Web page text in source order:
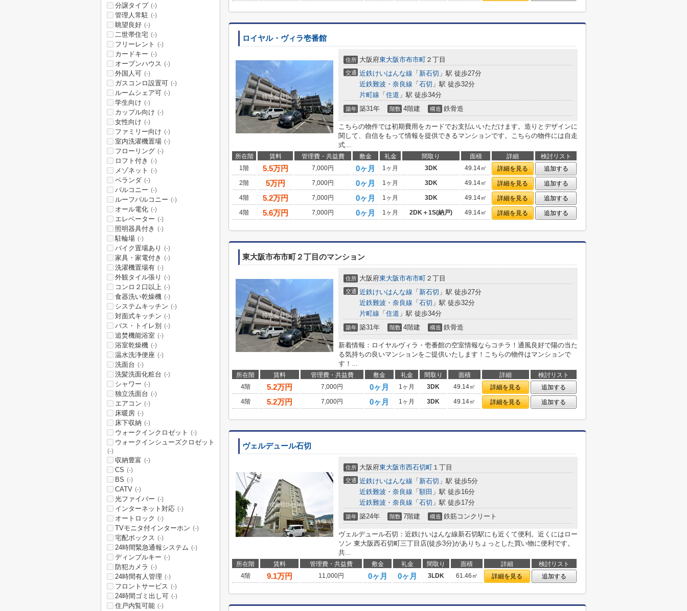
ロイヤル・ヴィラ壱番館
住所 大阪府東大阪市布市町 ２丁目
交通 近鉄けいはんな線 「 新石切 」駅 徒歩27分
近鉄難波・奈良線 「 石切 」駅 徒歩32分
片町線 「 住道 」駅 徒歩34分
築年 築31年 階数 4階建 構造 鉄骨造
こちらの物件では初期費用をカードでお支払いいただけます。造りとデザインに
関して、自信をもって情報を提供できるマンションです。こちらの物件には自走
式...
所在階 賃料 管理費・共益費 敷金 礼金 間取り 面積 詳細
検討リスト
1階
5.5万円 7,000円 0ヶ月 1ヶ月 3DK 49.14㎡ 詳細を見る
追加する
2階
5万円 7,000円 0ヶ月 1ヶ月 3DK 49.14㎡ 詳細を見る
追加する
4階
5.2万円 7,000円 0ヶ月 1ヶ月 3DK 49.14㎡ 詳細を見る
追加する
4階
5.6万円 7,000円 0ヶ月 1ヶ月 2DK＋1S(納戸) 49.14㎡ 詳細を見る 追加する
東大阪市布市町２丁目のマンション
住所 大阪府東大阪市布市町 ２丁目
交通 近鉄けいはんな線 「 新石切 」駅 徒歩27分
近鉄難波・奈良線 「 石切 」駅 徒歩32分
片町線 「 住道 」駅 徒歩34分
築年 築31年 階数 4階建 構造 鉄骨造
新着情報：ロイヤルヴィラ・壱番館の空室情報ならコチラ！通風良好で陽の当た
る気持ちの良いマンションをご提供いたします！こちらの物件はマンションで
す！...
所在階 賃料 管理費・共益費 敷金 礼金 間取り 面積 詳細
検討リスト
4階
5.2万円 7,000円 0ヶ月 1ヶ月 3DK 49.14㎡ 詳細を見る
追加する
4階
5.2万円 7,000円 0ヶ月 1ヶ月 3DK 49.14㎡ 詳細を見る 追加する
ヴェルデュール石切
住所 大阪府東大阪市西石切町 １丁目
交通 近鉄けいはんな線 「 新石切 」駅 徒歩5分
近鉄難波・奈良線 「 額田 」駅 徒歩16分
近鉄難波・奈良線 「 石切 」駅 徒歩17分
築年 築24年 階数 7階建 構造 鉄筋コンクリート
ヴェルデュール石切：近鉄けいはんな線新石切駅にも近くて便利。近くにはロー
ソン 東大阪西石切町三丁目店(徒歩3分)がありちょっとした買い物に便利です。
共...
所在階 賃料 管理費・共益費 敷金 礼金 間取り 面積 詳細
検討リスト
4階
9.1万円 11,000円 0ヶ月 0ヶ月 3LDK 61.46㎡ 詳細を見る 追加する
分譲タイプ (-)
管理人常駐 (-)
眺望良好 (-)
二世帯住宅 (-)
フリーレント (-)
カードキー (-)
オープンハウス (-)
外国人可 (-)
ガスコンロ設置可 (-)
ルームシェア可 (-)
学生向け (-)
カップル向け (-)
女性向け (-)
ファミリー向け (-)
室内洗濯機置場 (-)
フローリング (-)
ロフト付き (-)
メゾネット (-)
ベランダ (-)
バルコニー (-)
ルーフバルコニー (-)
オール電化 (-)
エレベーター (-)
照明器具付き (-)
駐輪場 (-)
バイク置場あり (-)
家具・家電付き (-)
洗濯機置場有 (-)
外観タイル張り (-)
コンロ２口以上 (-)
食器洗い乾燥機 (-)
システムキッチン (-)
対面式キッチン (-)
バス・トイレ別 (-)
追焚機能浴室 (-)
浴室乾燥機 (-)
温水洗浄便座 (-)
洗面台 (-)
洗髪洗面化粧台 (-)
シャワー (-)
独立洗面台 (-)
エアコン (-)
床暖房 (-)
床下収納 (-)
ウォークインクロゼット (-)
ウォークインシューズクロゼット
(-)
収納豊富 (-)
CS (-)
BS (-)
CATV (-)
光ファイバー (-)
インターネット対応 (-)
オートロック (-)
TVモニタ付インターホン (-)
宅配ボックス (-)
24時間緊急通報システム (-)
ディンプルキー (-)
防犯カメラ (-)
24時間有人管理 (-)
フロントサービス (-)
24時間ゴミ出し可 (-)
住戸内覧可能 (-)